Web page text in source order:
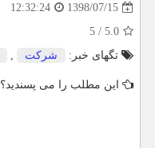
1398/07/15
12:32:24
5.0
/
5
تگهای خبر:
شركت ,
این مطلب را می پسندید؟